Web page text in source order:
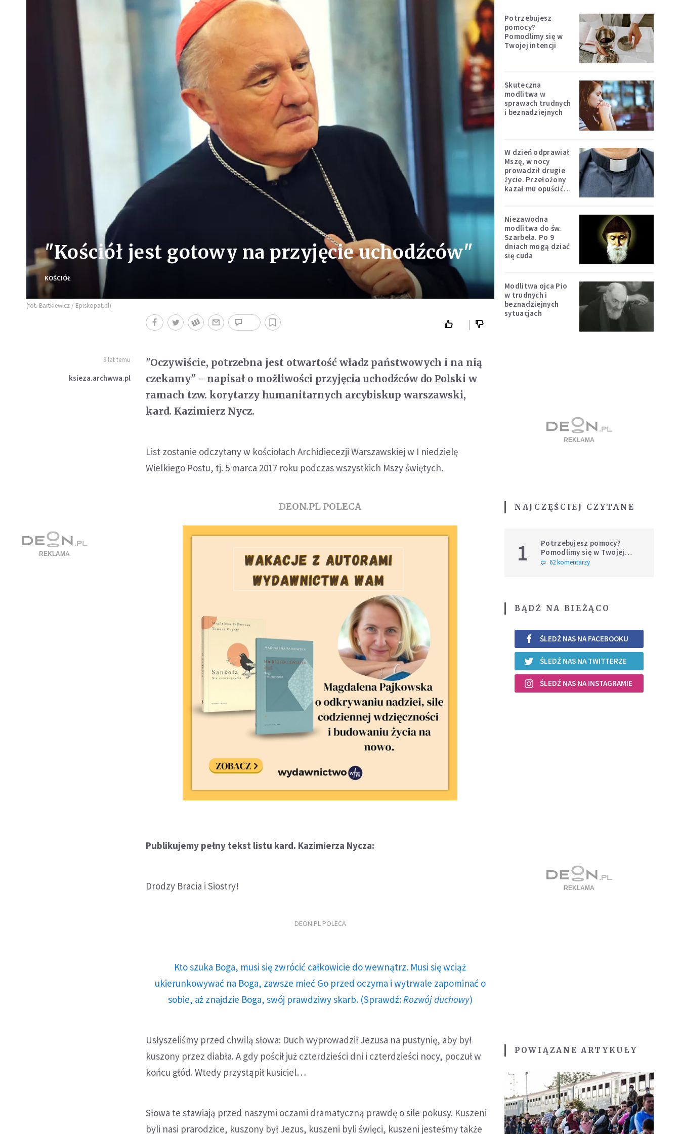
"Kościół jest gotowy na przyjęcie uchodźców"
KOŚCIÓŁ
(fot. Bartkiewicz / Episkopat.pl)
9 lat temu
ksieza.archwwa.pl
"Oczywiście, potrzebna jest otwartość władz państwowych i na nią
czekamy" - napisał o możliwości przyjęcia uchodźców do Polski w
ramach tzw. korytarzy humanitarnych arcybiskup warszawski,
kard. Kazimierz Nycz.
List zostanie odczytany w kościołach Archidiecezji Warszawskiej w I niedzielę
Wielkiego Postu, tj. 5 marca 2017 roku podczas wszystkich Mszy świętych.
DEON.PL POLECA
Publikujemy pełny tekst listu kard. Kazimierza Nycza:
Drodzy Bracia i Siostry!
DEON.PL POLECA
Kto szuka Boga, musi się zwrócić całkowicie do wewnątrz. Musi się wciąż
ukierunkowywać na Boga, zawsze mieć Go przed oczyma i wytrwale zapominać o
sobie, aż znajdzie Boga, swój prawdziwy skarb. (Sprawdź: Rozwój duchowy)
Usłyszeliśmy przed chwilą słowa: Duch wyprowadził Jezusa na pustynię, aby był
kuszony przez diabła. A gdy pościł już czterdzieści dni i czterdzieści nocy, poczuł w
końcu głód. Wtedy przystąpił kusiciel…
Słowa te stawiają przed naszymi oczami dramatyczną prawdę o sile pokusy. Kuszeni
byli nasi prarodzice, kuszony był Jezus, kuszeni byli święci, kuszeni jesteśmy także
Potrzebujesz
pomocy?
Pomodlimy się w
Twojej intencji
Skuteczna
modlitwa w
sprawach trudnych
i beznadziejnych
W dzień odprawiał
Mszę, w nocy
prowadził drugie
życie. Przełożony
kazał mu opuścić
Niezawodna
modlitwa do św.
Szarbela. Po 9
dniach mogą dziać
się cuda
Modlitwa ojca Pio
w trudnych i
beznadziejnych
sytuacjach
NAJCZĘŚCIEJ CZYTANE
1
Potrzebujesz pomocy?
Pomodlimy się w Twojej
intencji
62 komentarzy
BĄDŹ NA BIEŻĄCO
ŚLEDŹ NAS NA FACEBOOKU
ŚLEDŹ NAS NA TWITTERZE
ŚLEDŹ NAS NA INSTAGRAMIE
POWIĄZANE ARTYKUŁY